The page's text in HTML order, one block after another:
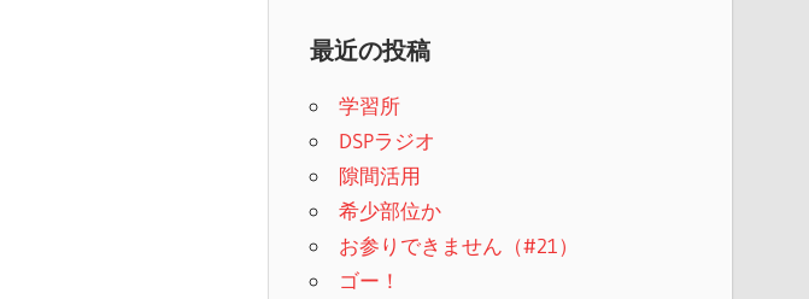
最近の投稿
学習所
DSPラジオ
隙間活用
希少部位か
お参りできません（#21）
ゴー！